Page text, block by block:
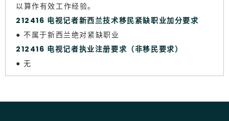
以算作有效工作经验。
212416 电视记者新西兰技术移民紧缺职业加分要求
● 不属于新西兰绝对紧缺职业
212416 电视记者执业注册要求（非移民要求）
● 无